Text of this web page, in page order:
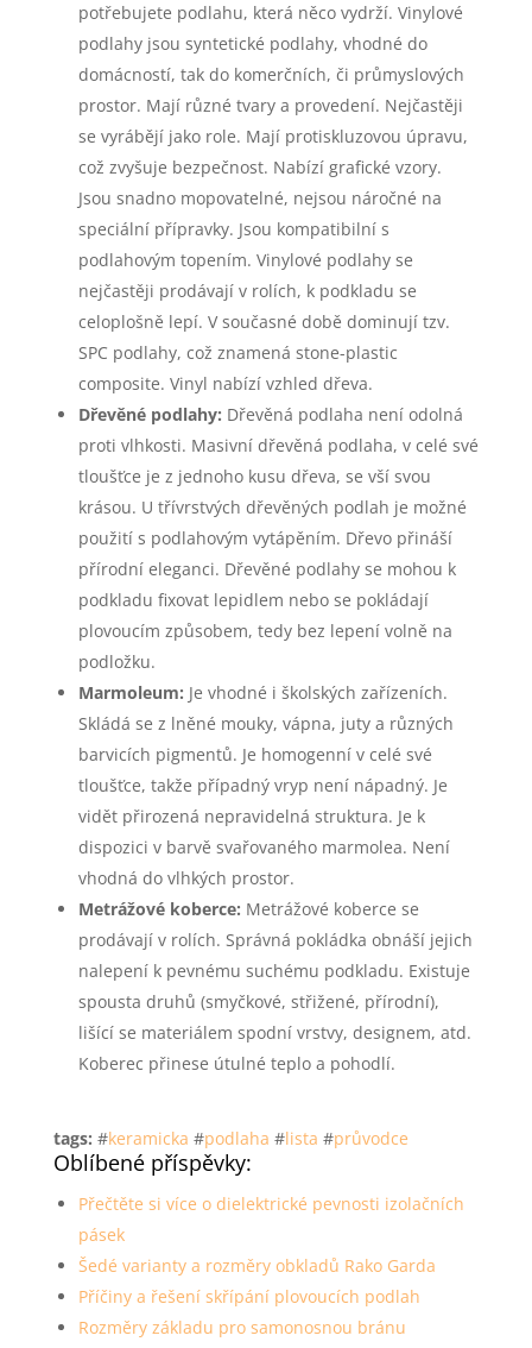
potřebujete podlahu, která něco vydrží. Vinylové
podlahy jsou syntetické podlahy, vhodné do
domácností, tak do komerčních, či průmyslových
prostor. Mají různé tvary a provedení. Nejčastěji
se vyrábějí jako role. Mají protiskluzovou úpravu,
což zvyšuje bezpečnost. Nabízí grafické vzory.
Jsou snadno mopovatelné, nejsou náročné na
speciální přípravky. Jsou kompatibilní s
podlahovým topením. Vinylové podlahy se
nejčastěji prodávají v rolích, k podkladu se
celoplošně lepí. V současné době dominují tzv.
SPC podlahy, což znamená stone-plastic
composite. Vinyl nabízí vzhled dřeva.
Dřevěné podlahy: Dřevěná podlaha není odolná
proti vlhkosti. Masivní dřevěná podlaha, v celé své
tloušťce je z jednoho kusu dřeva, se vší svou
krásou. U třívrstvých dřevěných podlah je možné
použití s podlahovým vytápěním. Dřevo přináší
přírodní eleganci. Dřevěné podlahy se mohou k
podkladu fixovat lepidlem nebo se pokládají
plovoucím způsobem, tedy bez lepení volně na
podložku.
Marmoleum: Je vhodné i školských zařízeních.
Skládá se z lněné mouky, vápna, juty a různých
barvicích pigmentů. Je homogenní v celé své
tloušťce, takže případný vryp není nápadný. Je
vidět přirozená nepravidelná struktura. Je k
dispozici v barvě svařovaného marmolea. Není
vhodná do vlhkých prostor.
Metrážové koberce: Metrážové koberce se
prodávají v rolích. Správná pokládka obnáší jejich
nalepení k pevnému suchému podkladu. Existuje
spousta druhů (smyčkové, střižené, přírodní),
lišící se materiálem spodní vrstvy, designem, atd.
Koberec přinese útulné teplo a pohodlí.
tags: #keramicka #podlaha #lista #průvodce
Oblíbené příspěvky:
Přečtěte si více o dielektrické pevnosti izolačních
pásek
Šedé varianty a rozměry obkladů Rako Garda
Příčiny a řešení skřípání plovoucích podlah
Rozměry základu pro samonosnou bránu